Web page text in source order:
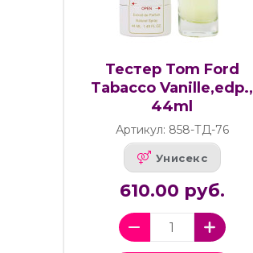
Тестер Tom Ford
Tabacco Vanille,edp.,
44ml
Артикул: 858-ТД-76
Унисекс
610.00 руб.